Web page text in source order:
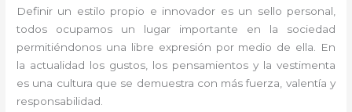
Definir un estilo propio e innovador es un sello personal,
todos ocupamos un lugar importante en la sociedad
permitiéndonos una libre expresión por medio de ella. En
la actualidad los gustos, los pensamientos y la vestimenta
es una cultura que se demuestra con más fuerza, valentía y
responsabilidad.